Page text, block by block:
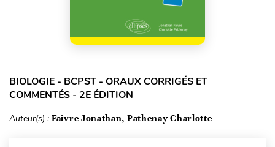
BIOLOGIE - BCPST - ORAUX CORRIGÉS ET
COMMENTÉS - 2E ÉDITION
Auteur(s) : Faivre Jonathan, Pathenay Charlotte